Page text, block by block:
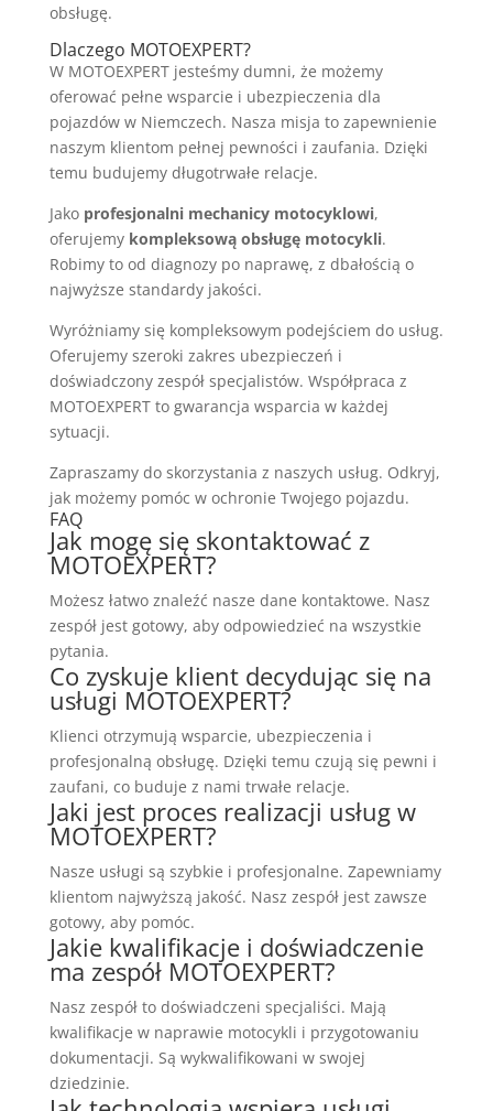
obsługę.
Dlaczego MOTOEXPERT?
W MOTOEXPERT jesteśmy dumni, że możemy
oferować pełne wsparcie i ubezpieczenia dla
pojazdów w Niemczech. Nasza misja to zapewnienie
naszym klientom pełnej pewności i zaufania. Dzięki
temu budujemy długotrwałe relacje.
Jako profesjonalni mechanicy motocyklowi,
oferujemy kompleksową obsługę motocykli.
Robimy to od diagnozy po naprawę, z dbałością o
najwyższe standardy jakości.
Wyróżniamy się kompleksowym podejściem do usług.
Oferujemy szeroki zakres ubezpieczeń i
doświadczony zespół specjalistów. Współpraca z
MOTOEXPERT to gwarancja wsparcia w każdej
sytuacji.
Zapraszamy do skorzystania z naszych usług. Odkryj,
jak możemy pomóc w ochronie Twojego pojazdu.
FAQ
Jak mogę się skontaktować z
MOTOEXPERT?
Możesz łatwo znaleźć nasze dane kontaktowe. Nasz
zespół jest gotowy, aby odpowiedzieć na wszystkie
pytania.
Co zyskuje klient decydując się na
usługi MOTOEXPERT?
Klienci otrzymują wsparcie, ubezpieczenia i
profesjonalną obsługę. Dzięki temu czują się pewni i
zaufani, co buduje z nami trwałe relacje.
Jaki jest proces realizacji usług w
MOTOEXPERT?
Nasze usługi są szybkie i profesjonalne. Zapewniamy
klientom najwyższą jakość. Nasz zespół jest zawsze
gotowy, aby pomóc.
Jakie kwalifikacje i doświadczenie
ma zespół MOTOEXPERT?
Nasz zespół to doświadczeni specjaliści. Mają
kwalifikacje w naprawie motocykli i przygotowaniu
dokumentacji. Są wykwalifikowani w swojej
dziedzinie.